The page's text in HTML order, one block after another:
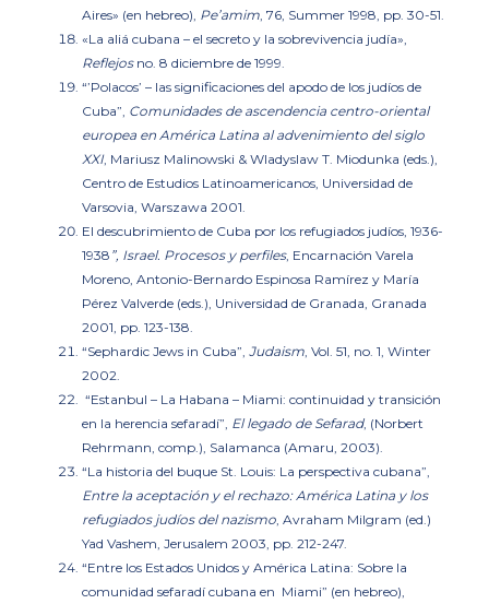
Aires» (en hebreo), Pe’amim, 76, Summer 1998, pp. 30-51.
«La aliá cubana – el secreto y la sobrevivencia judía»,
Reflejosno. 8 diciembre de 1999.
“’Polacos’ – las significaciones del apodo de los judíos de
Cuba”, Comunidades de ascendencia centro-oriental
europea en América Latina al advenimiento del siglo
XXI, Mariusz Malinowski & Wladyslaw T. Miodunka (eds.),
Centro de Estudios Latinoamericanos, Universidad de
Varsovia, Warszawa 2001.
El descubrimiento de Cuba por los refugiados judíos, 1936-
1938 ”, Israel. Procesos y perfiles, Encarnación Varela
Moreno, Antonio-Bernardo Espinosa Ramírez y María
Pérez Valverde (eds.), Universidad de Granada, Granada
2001, pp. 123-138.
“Sephardic Jews in Cuba”, Judaism, Vol. 51, no. 1, Winter
2002.
“Estanbul – La Habana – Miami: continuidad y transición
en la herencia sefaradí”, El legado de Sefarad, (Norbert
Rehrmann, comp.), Salamanca (Amaru, 2003).
“La historia del buque St. Louis: La perspectiva cubana”,
Entre la aceptación y el rechazo: América Latina y los
refugiados judíos del nazismo, Avraham Milgram (ed.)
Yad Vashem, Jerusalem 2003, pp. 212-247.
“Entre los Estados Unidos y América Latina: Sobre la
comunidad sefaradí cubana en Miami” (en hebreo),